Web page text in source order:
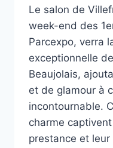
Le salon de
week-end des
Parcexpo, verra
exceptionnelle
Beaujolais,
et de glamour à
incontournable.
charme
prestance et leur